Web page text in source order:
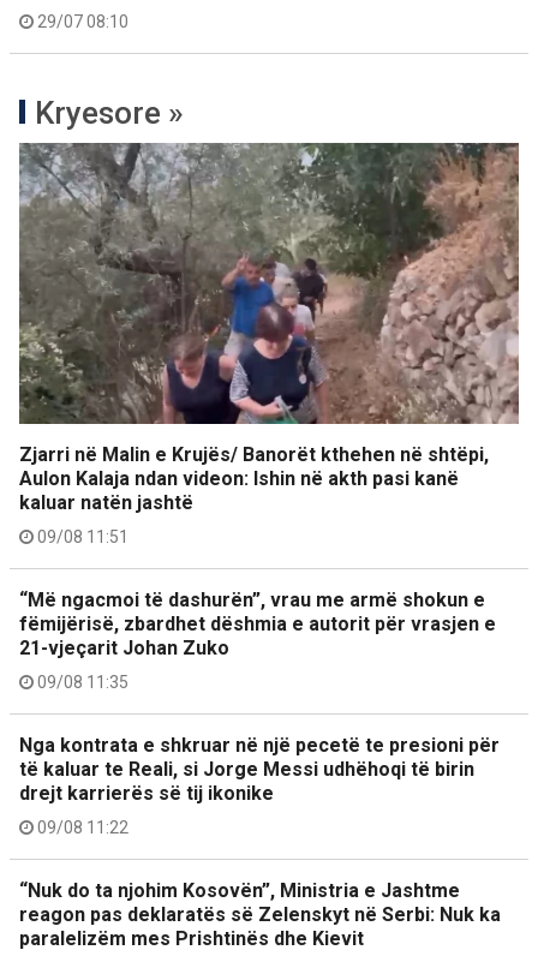
29/07 08:10
Kryesore »
Zjarri në Malin e Krujës/ Banorët kthehen në shtëpi,
Aulon Kalaja ndan videon: Ishin në akth pasi kanë
kaluar natën jashtë
09/08 11:51
“Më ngacmoi të dashurën”, vrau me armë shokun e
fëmijërisë, zbardhet dëshmia e autorit për vrasjen e
21-vjeçarit Johan Zuko
09/08 11:35
Nga kontrata e shkruar në një pecetë te presioni për
të kaluar te Reali, si Jorge Messi udhëhoqi të birin
drejt karrierës së tij ikonike
09/08 11:22
“Nuk do ta njohim Kosovën”, Ministria e Jashtme
reagon pas deklaratës së Zelenskyt në Serbi: Nuk ka
paralelizëm mes Prishtinës dhe Kievit